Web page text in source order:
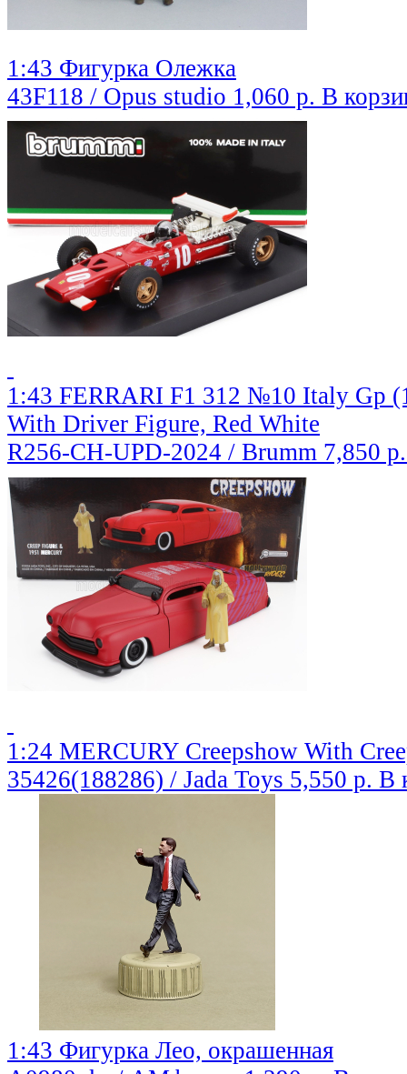
1:43 Фигурка Олежка
43F118 / Opus studio 1,060 р. В
1:43 FERRARI F1 312 №10 Italy Gp
With Driver Figure, Red White
R256-CH-UPD-2024 / Brumm 7,850
1:24 MERCURY Creepshow With
35426(188286) / Jada Toys 5,550 р. В
1:43 Фигурка Лео, окрашенная